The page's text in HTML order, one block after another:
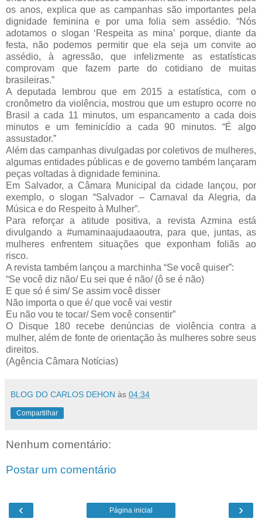
os anos, explica que as campanhas são importantes pela
dignidade feminina e por uma folia sem assédio. “Nós
adotamos o slogan ‘Respeita as mina’ porque, diante da
festa, não podemos permitir que ela seja um convite ao
assédio, à agressão, que infelizmente as estatísticas
comprovam que fazem parte do cotidiano de muitas
brasileiras.”
A deputada lembrou que em 2015 a estatística, com o
cronômetro da violência, mostrou que um estupro ocorre no
Brasil a cada 11 minutos, um espancamento a cada dois
minutos e um feminicídio a cada 90 minutos. “É algo
assustador.”
Além das campanhas divulgadas por coletivos de mulheres,
algumas entidades públicas e de governo também lançaram
peças voltadas à dignidade feminina.
Em Salvador, a Câmara Municipal da cidade lançou, por
exemplo, o slogan “Salvador – Carnaval da Alegria, da
Música e do Respeito à Mulher”.
Para reforçar a atitude positiva, a revista Azmina está
divulgando a #umaminaajudaaoutra, para que, juntas, as
mulheres enfrentem situações que exponham foliãs ao
risco.
A revista também lançou a marchinha “Se você quiser”:
“Se você diz não/ Eu sei que é não/ (ô se é não)
E que só é sim/ Se assim você disser
Não importa o que é/ que você vai vestir
Eu não vou te tocar/ Sem você consentir”
O Disque 180 recebe denúncias de violência contra a
mulher, além de fonte de orientação às mulheres sobre seus
direitos.
(Agência Câmara Notícias)
BLOG DO CARLOS DEHON às 04:34
Compartilhar
Nenhum comentário:
Postar um comentário
‹ ›
Página inicial